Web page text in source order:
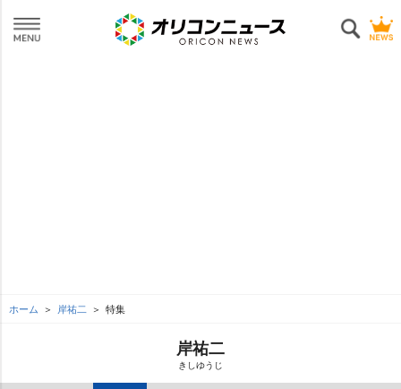
ホーム 岸祐二 特集
岸祐二
きしゆうじ